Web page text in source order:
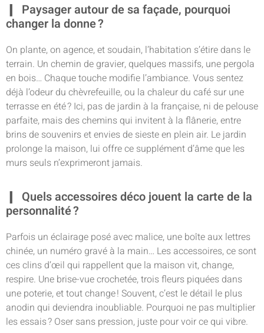
Paysager autour de sa façade, pourquoi
changer la donne ?
On plante, on agence, et soudain, l’habitation s’étire dans le
terrain. Un chemin de gravier, quelques massifs, une pergola
en bois… Chaque touche modifie l’ambiance. Vous sentez
déjà l’odeur du chèvrefeuille, ou la chaleur du café sur une
terrasse en été ? Ici, pas de jardin à la française, ni de pelouse
parfaite, mais des chemins qui invitent à la flânerie, entre
brins de souvenirs et envies de sieste en plein air. Le jardin
prolonge la maison, lui offre ce supplément d’âme que les
murs seuls n’exprimeront jamais.
Quels accessoires déco jouent la carte de la
personnalité ?
Parfois un éclairage posé avec malice, une boîte aux lettres
chinée, un numéro gravé à la main… Les accessoires, ce sont
ces clins d’œil qui rappellent que la maison vit, change,
respire. Une brise-vue crochetée, trois fleurs piquées dans
une poterie, et tout change ! Souvent, c’est le détail le plus
anodin qui deviendra inoubliable. Pourquoi ne pas multiplier
les essais ? Oser sans pression, juste pour voir ce qui vibre.